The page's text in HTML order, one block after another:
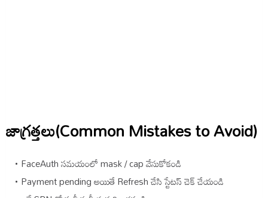
జాగ్రత్తలు(Common Mistakes to Avoid)
FaceAuth సమయంలో mask / cap వేసుకోకండి
Payment pending అయితే Refresh చేసి స్టేటస్ చెక్ చేయండి